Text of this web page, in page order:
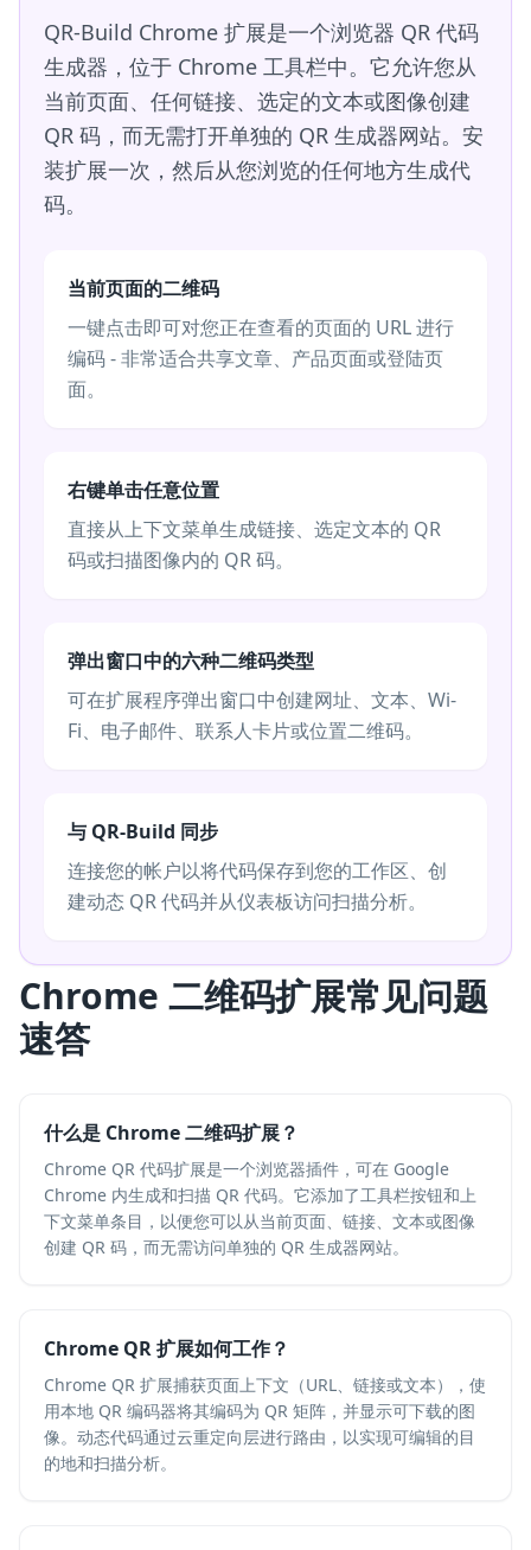
QR-Build Chrome 扩展是一个浏览器 QR 代码
生成器，位于 Chrome 工具栏中。它允许您从
当前页面、任何链接、选定的文本或图像创建
QR 码，而无需打开单独的 QR 生成器网站。安
装扩展一次，然后从您浏览的任何地方生成代
码。
当前页面的二维码
一键点击即可对您正在查看的页面的 URL 进行
编码 - 非常适合共享文章、产品页面或登陆页
面。
右键单击任意位置
直接从上下文菜单生成链接、选定文本的 QR
码或扫描图像内的 QR 码。
弹出窗口中的六种二维码类型
可在扩展程序弹出窗口中创建网址、文本、Wi-
Fi、电子邮件、联系人卡片或位置二维码。
与 QR-Build 同步
连接您的帐户以将代码保存到您的工作区、创
建动态 QR 代码并从仪表板访问扫描分析。
Chrome 二维码扩展常见问题
速答
什么是 Chrome 二维码扩展？
Chrome QR 代码扩展是一个浏览器插件，可在 Google
Chrome 内生成和扫描 QR 代码。它添加了工具栏按钮和上
下文菜单条目，以便您可以从当前页面、链接、文本或图像
创建 QR 码，而无需访问单独的 QR 生成器网站。
Chrome QR 扩展如何工作？
Chrome QR 扩展捕获页面上下文（URL、链接或文本），使
用本地 QR 编码器将其编码为 QR 矩阵，并显示可下载的图
像。动态代码通过云重定向层进行路由，以实现可编辑的目
的地和扫描分析。